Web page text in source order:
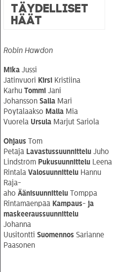
Täydelliset
häät
Robin Hawdon
MikaJussi
Jätinvuori KirsiKristiina
Karhu TommiJani
Johansson SallaMari
Pöytälaakso MallaMia
Vuorela UrsulaMarjut Sariola
OhjausTom
Petäjä LavastussuunnitteluJuho
Lindström PukusuunnitteluLeena
Rintala ValosuunnitteluHannu
Raja-
aho ÄänisuunnitteluTomppa
Rintamäenpää Kampaus- ja
maskeeraussuunnittelu
Johanna
Uusitontti SuomennosSarianne
Paasonen